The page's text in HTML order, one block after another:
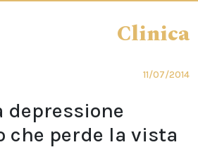
Clinica
11/07/2014
depressione
che perde la vista